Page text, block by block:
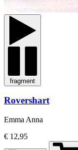
fragment
Rovershart
Emma Anna
€ 12,95